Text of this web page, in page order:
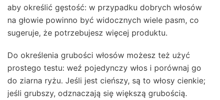
aby określić gęstość: w przypadku dobrych włosów
na głowie powinno być widocznych wiele pasm, co
sugeruje, że potrzebujesz więcej produktu.
Do określenia grubości włosów możesz też użyć
prostego testu: weź pojedynczy włos i porównaj go
do ziarna ryżu. Jeśli jest cieńszy, są to włosy cienkie;
jeśli grubszy, odznaczają się większą grubością.